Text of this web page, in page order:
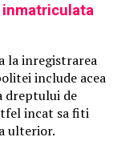
inmatriculata
la inregistrarea
include acea
dreptului de
incat sa fiti
ulterior.